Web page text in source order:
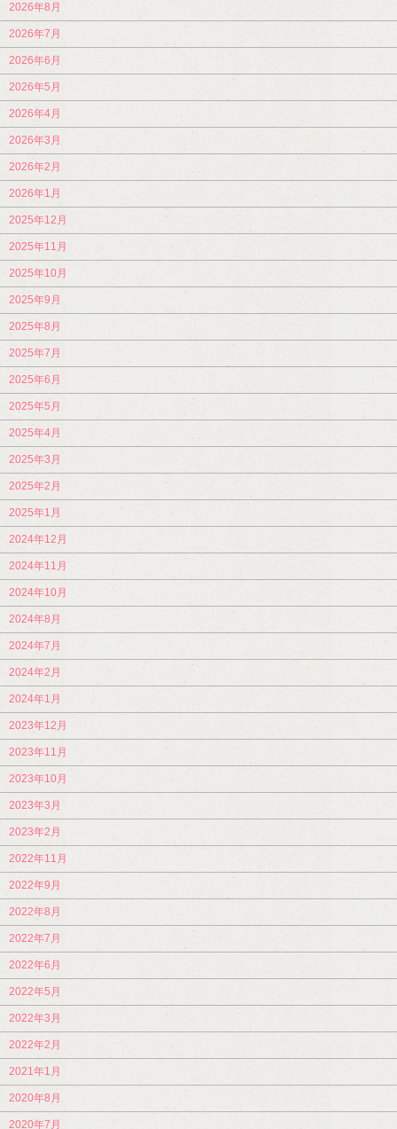
2026年8月
2026年7月
2026年6月
2026年5月
2026年4月
2026年3月
2026年2月
2026年1月
2025年12月
2025年11月
2025年10月
2025年9月
2025年8月
2025年7月
2025年6月
2025年5月
2025年4月
2025年3月
2025年2月
2025年1月
2024年12月
2024年11月
2024年10月
2024年8月
2024年7月
2024年2月
2024年1月
2023年12月
2023年11月
2023年10月
2023年3月
2023年2月
2022年11月
2022年9月
2022年8月
2022年7月
2022年6月
2022年5月
2022年3月
2022年2月
2021年1月
2020年8月
2020年7月